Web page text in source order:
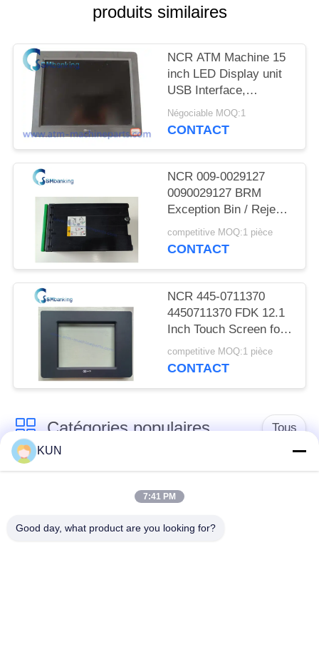
DU
SITE
PRIVACY
POLICY
produits similaires
NCR ATM Machine 15
inch LED Display unit
USB Interface,
SN:5943-5100-9090;
Power rating 12V-
Négociable MOQ:1
CONTACT
NCR 009-0029127
0090029127 BRM
Exception Bin / Reject
Cassette
competitive MOQ:1 pièce
CONTACT
NCR 445-0711370
4450711370 FDK 12.1
Inch Touch Screen for
66XX Series ATM
competitive MOQ:1 pièce
CONTACT
Catégories populaires Tous
pièces de machine
Pièces d'atmosphère
de NCR
Pièces d'atmosphère
Pièces d'atmosphère
KUN
7:41 PM
Good day, what product are you looking for?